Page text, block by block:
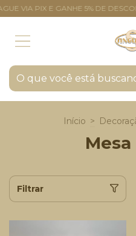
VIA PIX E GANHE 5% DE
Início >
Filtrar